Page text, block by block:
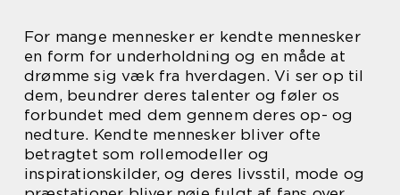
For mange mennesker er kendte mennesker
en form for underholdning og en måde at
drømme sig væk fra hverdagen. Vi ser op til
dem, beundrer deres talenter og føler os
forbundet med dem gennem deres op- og
nedture. Kendte mennesker bliver ofte
betragtet som rollemodeller og
inspirationskilder, og deres livsstil, mode og